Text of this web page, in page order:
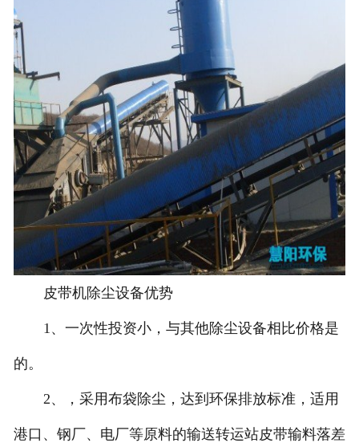
皮带机除尘设备优势
1、一次性投资小，与其他除尘设备相比价格是
的。
2、，采用布袋除尘，达到环保排放标准，适用
港口、钢厂、电厂等原料的输送转运站皮带输料落差